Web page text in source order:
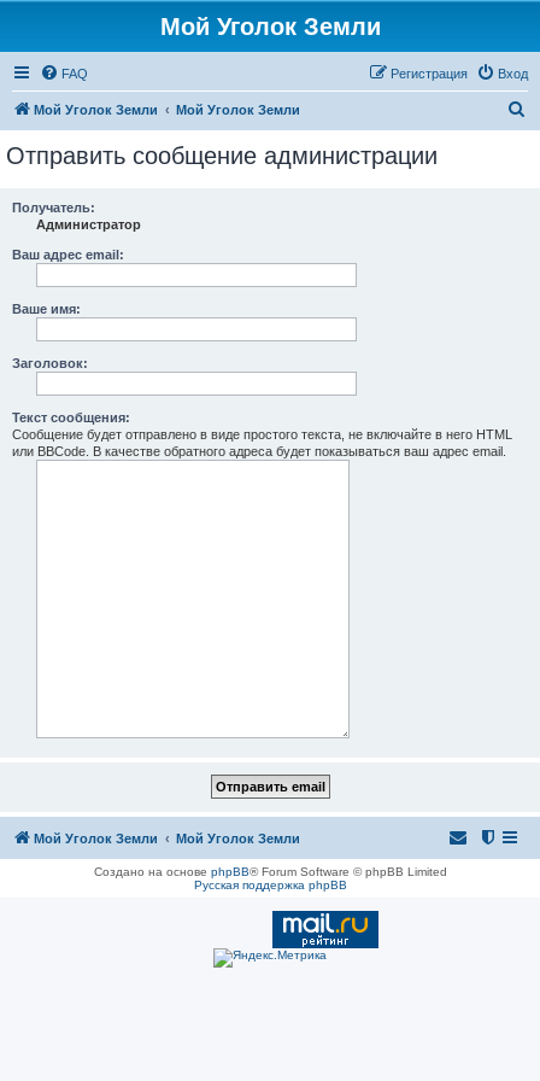
Мой Уголок Земли
FAQ Вход
Регистрация
Мой Уголок Земли Мой Уголок Земли
Отправить сообщение администрации
Получатель:
Администратор
Ваш адрес email:
Ваше имя:
Заголовок:
Текст сообщения:
Сообщение будет отправлено в виде простого текста, не включайте в него HTML
или BBCode. В качестве обратного адреса будет показываться ваш адрес email.
Мой Уголок Земли Мой Уголок Земли
Создано на основе phpBB® Forum Software © phpBB Limited
Русская поддержка phpBB